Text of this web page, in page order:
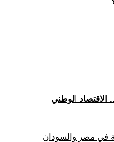
16. البرنامج الانتقالي (2).. الاقتصاد الوطني
في مصر والسودان